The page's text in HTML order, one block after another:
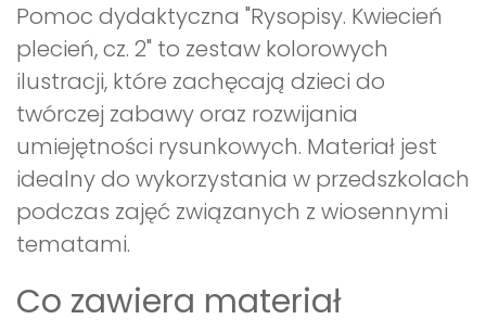
Pomoc dydaktyczna "Rysopisy. Kwiecień
plecień, cz. 2" to zestaw kolorowych
ilustracji, które zachęcają dzieci do
twórczej zabawy oraz rozwijania
umiejętności rysunkowych. Materiał jest
idealny do wykorzystania w przedszkolach
podczas zajęć związanych z wiosennymi
tematami.
Co zawiera materiał